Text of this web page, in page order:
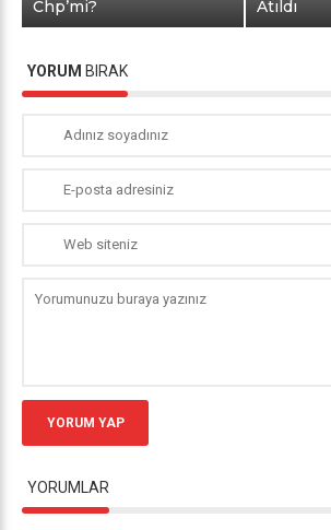
Chp’mi?
Atıldı
YORUM BIRAK
YORUM YAP
YORUMLAR